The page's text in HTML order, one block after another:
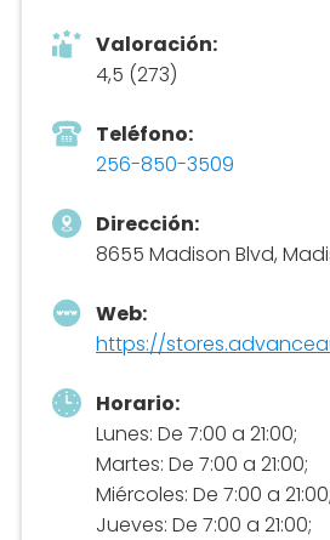
Valoración:
4,5 (273)
Teléfono:
256-850-3509
Dirección:
8655 Madison Blvd,
Web:
https://
Horario:
Lunes: De 7:00 a 21:00;
Martes: De 7:00 a 21:00;
Miércoles: De 7:00 a 21:00;
Jueves: De 7:00 a 21:00;